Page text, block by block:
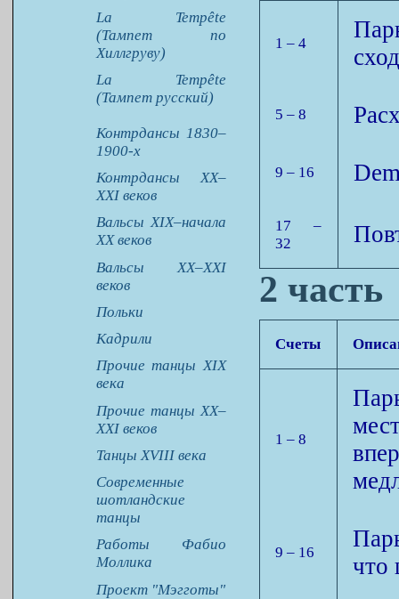
La Tempête
(Тампет по
Хиллгруву)
La Tempête
(Тампет русский)
Контрдансы 1830–
1900-х
Контрдансы XX–
XXI веков
Вальсы XIX–начала
XX веков
Вальсы XX–XXI
веков
Польки
Кадрили
Прочие танцы XIX
века
Прочие танцы XX–
XXI веков
Танцы XVIII века
Современные
шотландские
танцы
Работы Фабио
Моллика
Проект "Мэгготы"
1 – 4
5 – 8
9 – 16
17 –
32
2 часть
Счеты
1 – 8
9 – 16
что